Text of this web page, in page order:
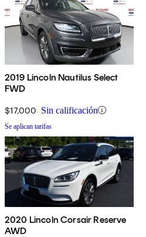
2019 Lincoln Nautilus Select
FWD
$17,000 Sin calificación
Se aplican tarifas
2020 Lincoln Corsair Reserve
AWD